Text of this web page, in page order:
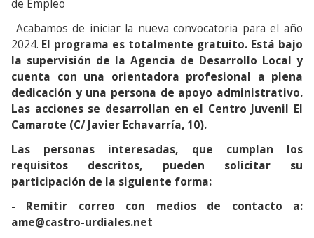
de Empleo
Acabamos de iniciar la nueva convocatoria para el año
2024. El programa es totalmente gratuito. Está bajo
la supervisión de la Agencia de Desarrollo Local y
cuenta con una orientadora profesional a plena
dedicación y una persona de apoyo administrativo.
Las acciones se desarrollan en el Centro Juvenil El
Camarote (C/ Javier Echavarría, 10).
Las personas interesadas, que cumplan los
requisitos descritos, pueden solicitar su
participación de la siguiente forma:
- Remitir correo con medios de contacto a:
ame@castro-urdiales.net